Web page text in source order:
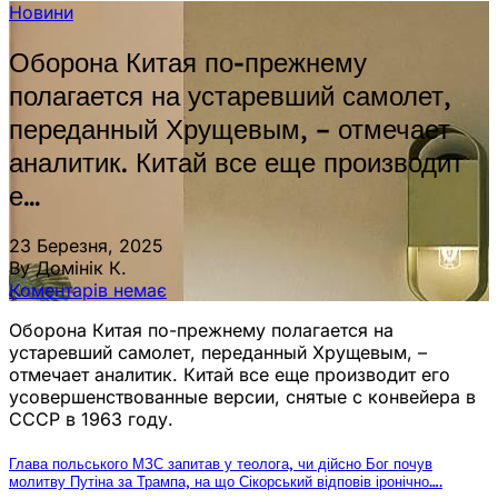
Новини
Оборона Китая по-прежнему
полагается на устаревший самолет,
переданный Хрущевым, – отмечает
аналитик. Китай все еще производит
е…
23 Березня, 2025
By Домінік К.
Коментарів немає
Оборона Китая по-прежнему полагается на
устаревший самолет, переданный Хрущевым, –
отмечает аналитик. Китай все еще производит его
усовершенствованные версии, снятые с конвейера в
СССР в 1963 году.
Глава польського МЗС запитав у теолога, чи дійсно Бог почув
молитву Путіна за Трампа, на що Сікорський відповів іронічно….